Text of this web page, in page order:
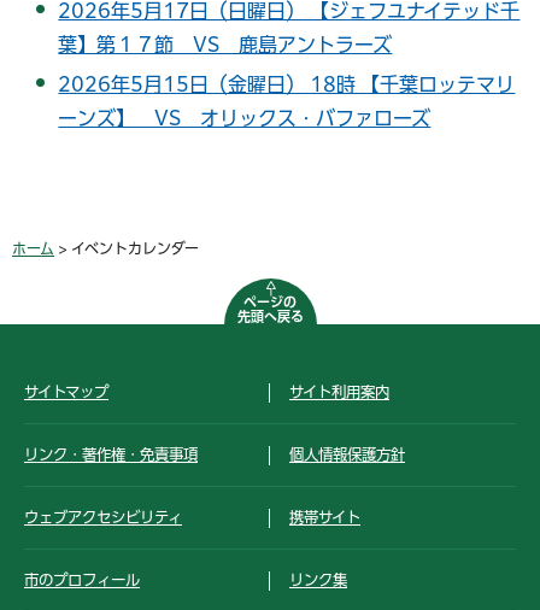
2026年5月17日（日曜日） 【ジェフユナイテッド千
葉】第１７節 VS 鹿島アントラーズ
2026年5月15日（金曜日） 18時 【千葉ロッテマリ
ーンズ】 VS オリックス・バファローズ
ホーム > イベントカレンダー
ページの
先頭へ戻る
サイトマップ サイト利用案内
リンク・著作権・免責事項 個人情報保護方針
ウェブアクセシビリティ 携帯サイト
市のプロフィール リンク集